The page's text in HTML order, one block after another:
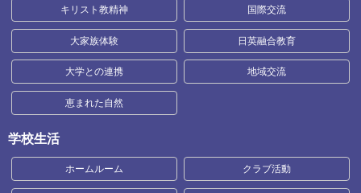
キリスト教精神 国際交流
大家族体験 日英融合教育
大学との連携 地域交流
恵まれた自然
学校生活
ホームルーム クラブ活動